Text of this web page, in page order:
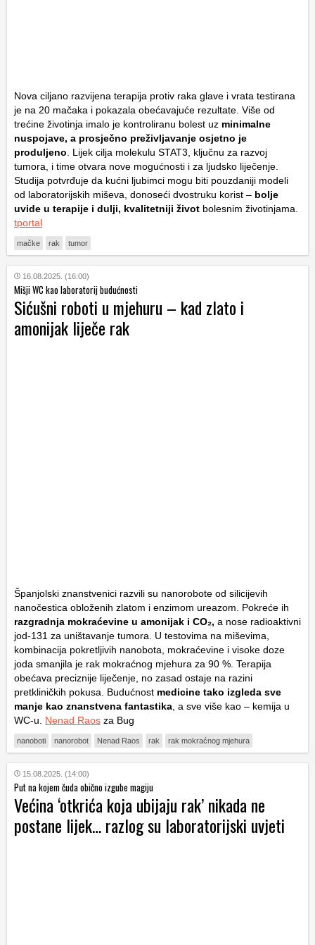
Nova ciljano razvijena terapija protiv raka glave i vrata testirana
je na 20 mačaka i pokazala obećavajuće rezultate. Više od
trećine životinja imalo je kontroliranu bolest uz minimalne
nuspojave, a prosječno preživljavanje osjetno je
produljeno. Lijek cilja molekulu STAT3, ključnu za razvoj
tumora, i time otvara nove mogućnosti i za ljudsko liječenje.
Studija potvrđuje da kućni ljubimci mogu biti pouzdaniji modeli
od laboratorijskih miševa, donoseći dvostruku korist – bolje
uvide u terapije i dulji, kvalitetniji život bolesnim životinjama.
tportal
mačke rak tumor
16.08.2025. (16:00)
Mišji WC kao laboratorij budućnosti
Sićušni roboti u mjehuru – kad zlato i
amonijak liječe rak
Španjolski znanstvenici razvili su nanorobote od silicijevih
nanočestica obloženih zlatom i enzimom ureazom. Pokreće ih
razgradnja mokraćevine u amonijak i CO₂, a nose radioaktivni
jod-131 za uništavanje tumora. U testovima na miševima,
kombinacija pokretljivih nanobota, mokraćevine i visoke doze
joda smanjila je rak mokraćnog mjehura za 90 %. Terapija
obećava preciznije liječenje, no zasad ostaje na razini
pretkliničkih pokusa. Budućnost medicine tako izgleda sve
manje kao znanstvena fantastika , a sve više kao – kemija u
WC-u. Nenad Raos za Bug
nanoboti nanorobot Nenad Raos rak rak mokraćnog mjehura
15.08.2025. (14:00)
Put na kojem čuda obično izgube magiju
Većina ‘otkrića koja ubijaju rak’ nikada ne
postane lijek… razlog su laboratorijski uvjeti